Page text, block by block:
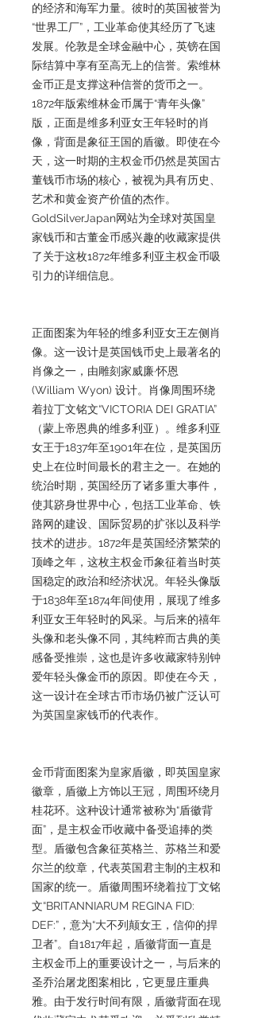
的经济和海军力量。彼时的英国被誉为
“世界工厂”，工业革命使其经历了飞速
发展。伦敦是全球金融中心，英镑在国
际结算中享有至高无上的信誉。索维林
金币正是支撑这种信誉的货币之一。
1872年版索维林金币属于“青年头像”
版，正面是维多利亚女王年轻时的肖
像，背面是象征王国的盾徽。即使在今
天，这一时期的主权金币仍然是英国古
董钱币市场的核心，被视为具有历史、
艺术和黄金资产价值的杰作。
GoldSilverJapan网站为全球对英国皇
家钱币和古董金币感兴趣的收藏家提供
了关于这枚1872年维多利亚主权金币吸
引力的详细信息。
正面图案为年轻的维多利亚女王左侧肖
像。这一设计是英国钱币史上最著名的
肖像之一，由雕刻家威廉·怀恩
(William Wyon) 设计。肖像周围环绕
着拉丁文铭文“VICTORIA DEI GRATIA”
（蒙上帝恩典的维多利亚）。维多利亚
女王于1837年至1901年在位，是英国历
史上在位时间最长的君主之一。在她的
统治时期，英国经历了诸多重大事件，
使其跻身世界中心，包括工业革命、铁
路网的建设、国际贸易的扩张以及科学
技术的进步。1872年是英国经济繁荣的
顶峰之年，这枚主权金币象征着当时英
国稳定的政治和经济状况。年轻头像版
于1838年至1874年间使用，展现了维多
利亚女王年轻时的风采。与后来的禧年
头像和老头像不同，其纯粹而古典的美
感备受推崇，这也是许多收藏家特别钟
爱年轻头像金币的原因。即使在今天，
这一设计在全球古币市场仍被广泛认可
为英国皇家钱币的代表作。
金币背面图案为皇家盾徽，即英国皇家
徽章，盾徽上方饰以王冠，周围环绕月
桂花环。这种设计通常被称为“盾徽背
面”，是主权金币收藏中备受追捧的类
型。盾徽包含象征英格兰、苏格兰和爱
尔兰的纹章，代表英国君主制的主权和
国家的统一。盾徽周围环绕着拉丁文铭
文“BRITANNIARUM REGINA FID:
DEF:”，意为“大不列颠女王，信仰的捍
卫者”。自1817年起，盾徽背面一直是
主权金币上的重要设计之一，与后来的
圣乔治屠龙图案相比，它更显庄重典
雅。由于发行时间有限，盾徽背面在现